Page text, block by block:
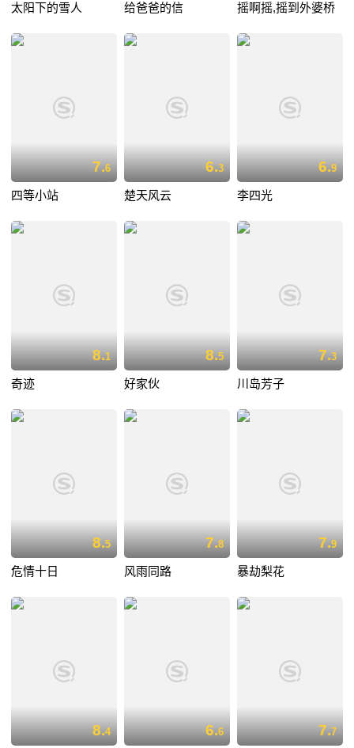
太阳下的雪人 给爸爸的信 摇啊摇,摇到外婆桥
7.6
四等小站
6.3
楚天风云
6.9
李四光
8.1
奇迹
8.5
好家伙
7.3
川岛芳子
8.5
危情十日
7.8
风雨同路
7.9
暴劫梨花
8.4 6.6 7.7